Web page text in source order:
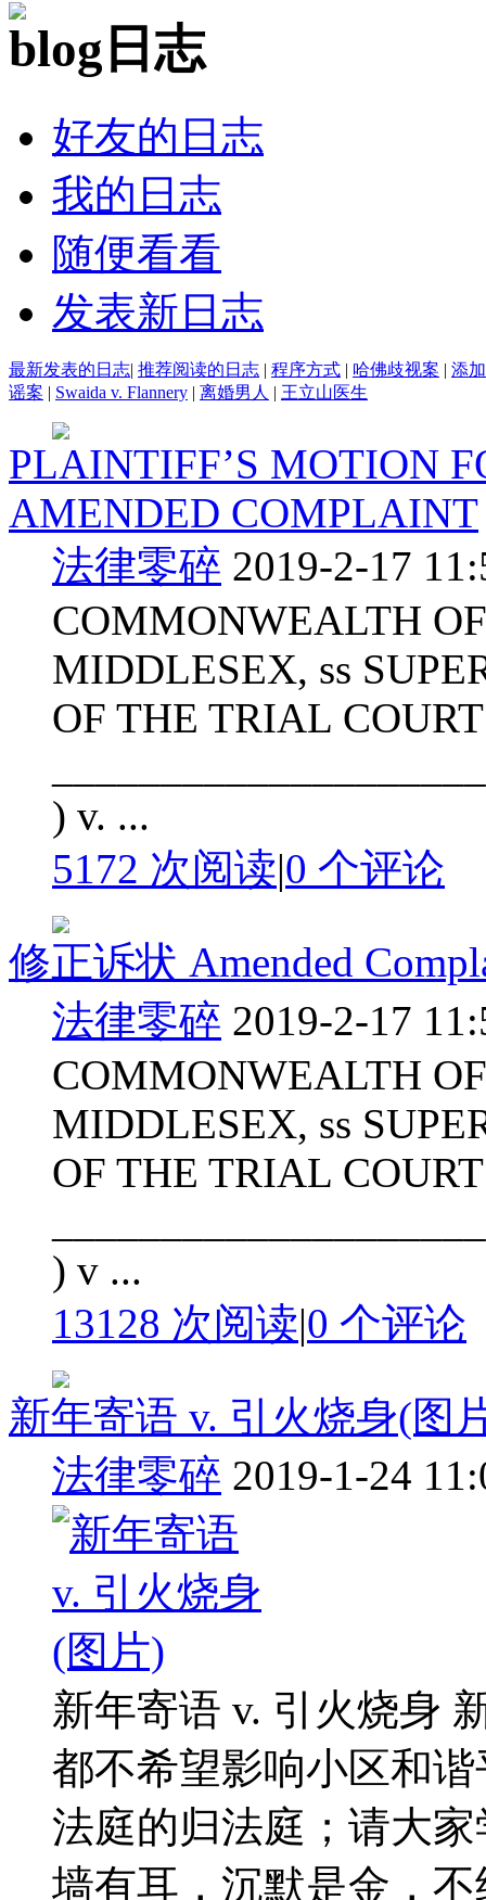
日志
好友的日志
我的日志
随便看看
发表新日志
最新发表的日志| 推荐阅读的日志 | 程序方式 | 哈佛歧视案 | 添
谣案 | Swaida v. Flannery | 离婚男人 | 王立山医生
PLAINTIFF’S MOTION
AMENDED COMPLAINT
法律零碎 2019-2-17
COMMONWEALTH
MIDDLESEX, ss
OF THE TRIAL COURT
) v. ...
5172 次阅读|0 个评论
修正诉状 Amended
法律零碎 2019-2-17
COMMONWEALTH
MIDDLESEX, ss
OF THE TRIAL COURT
) v ...
13128 次阅读|0 个评论
新年寄语 v. 引火烧身(图
法律零碎 2019-1-24
新年寄语 v. 引火烧身
都不希望影响小区和
法庭的归法庭；请大
墙有耳，沉默是金，